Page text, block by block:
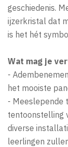
geschiedenis.
ijzerkristal dat
is het hét
Wat mag je
-
het mooiste
- Meeslepende
tentoonstelling
diverse
leerlingen